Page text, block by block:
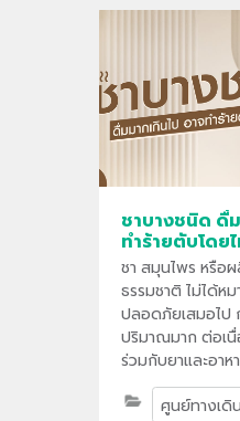
ชาบางชนิด ดื่
ทำร้ายตับโดย
ชา สมุนไพร หรือ
ธรรมชาติ ไม่ได้หม
ปลอดภัยเสมอไป
ปริมาณมาก ต่อเนื่
ร่วมกับยาและอาห
ส่งผลกระทบต่อตั
ศูนย์ทางเดิ